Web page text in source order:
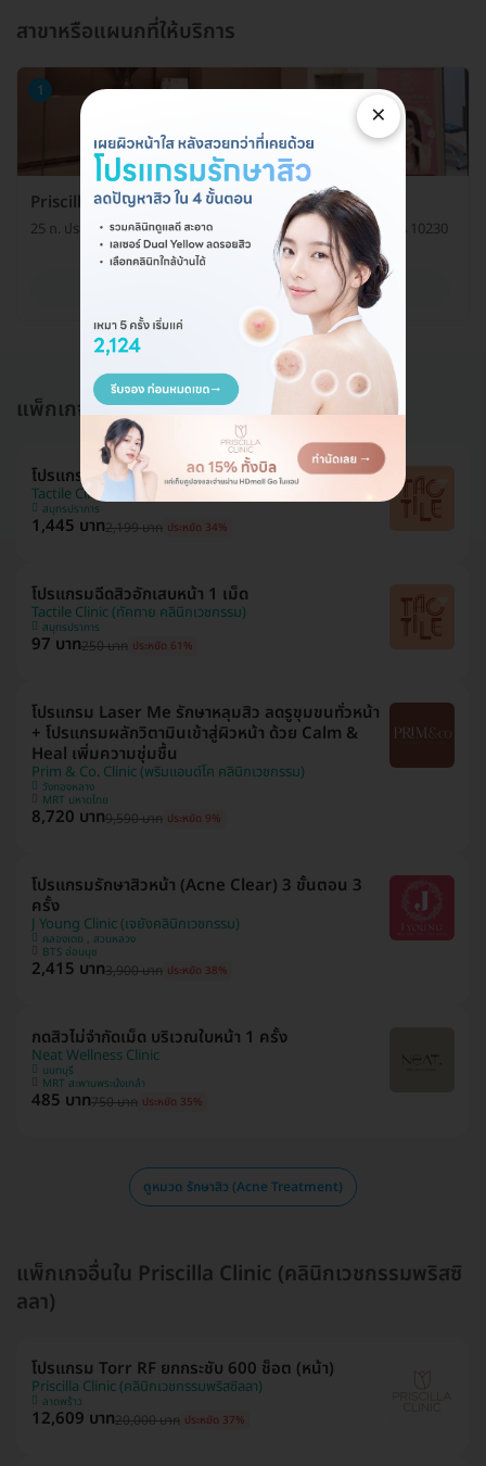
สาขาหรือแผนกที่ให้บริการ
1
Priscilla Clinic (คลินิกเวชกรรมพริสซิลลา)
25 ถ. ประดิษฐ์มนูธรรม แขวงลาดพร้าว เขตลาดพร้าว กรุงเทพมหานคร 10230
แพ็กเกจอื่นใน รักษาสิว (Acne Treatment)
โปรแกรมทรีตเมนต์รักษาสิวหน้า 5 ขั้นตอน
Tactile Clinic (ทัคทาย คลินิกเวชกรรม)
สมุทรปราการ
1,445 บาท2,199 บาท ประหยัด 34%
โปรแกรมฉีดสิวอักเสบหน้า 1 เม็ด
Tactile Clinic (ทัคทาย คลินิกเวชกรรม)
สมุทรปราการ
97 บาท250 บาท ประหยัด 61%
โปรแกรม Laser Me รักษาหลุมสิว ลดรูขุมขนทั่วหน้า
+ โปรแกรมผลักวิตามินเข้าสู่ผิวหน้า ด้วย Calm &
Heal เพิ่มความชุ่มชื้น
Prim & Co. Clinic (พริมแอนด์โค คลินิกเวชกรรม)
วังทองหลาง
MRT มหาดไทย
8,720 บาท9,590 บาท ประหยัด 9%
โปรแกรมรักษาสิวหน้า (Acne Clear) 3 ขั้นตอน 3
ครั้ง
J Young Clinic (เจยังคลินิกเวชกรรม)
คลองเตย , สวนหลวง
BTS อ่อนนุช
2,415 บาท3,900 บาท ประหยัด 38%
กดสิวไม่จำกัดเม็ด บริเวณใบหน้า 1 ครั้ง
Neat Wellness Clinic
นนทบุรี
MRT สะพานพระนั่งเกล้า
485 บาท750 บาท ประหยัด 35%
ดูหมวด รักษาสิว (Acne Treatment)
แพ็กเกจอื่นใน Priscilla Clinic (คลินิกเวชกรรมพริสซิ
ลลา)
โปรแกรม Torr RF ยกกระชับ 600 ช็อต (หน้า)
Priscilla Clinic (คลินิกเวชกรรมพริสซิลลา)
ลาดพร้าว
12,609 บาท20,000 บาท ประหยัด 37%
×